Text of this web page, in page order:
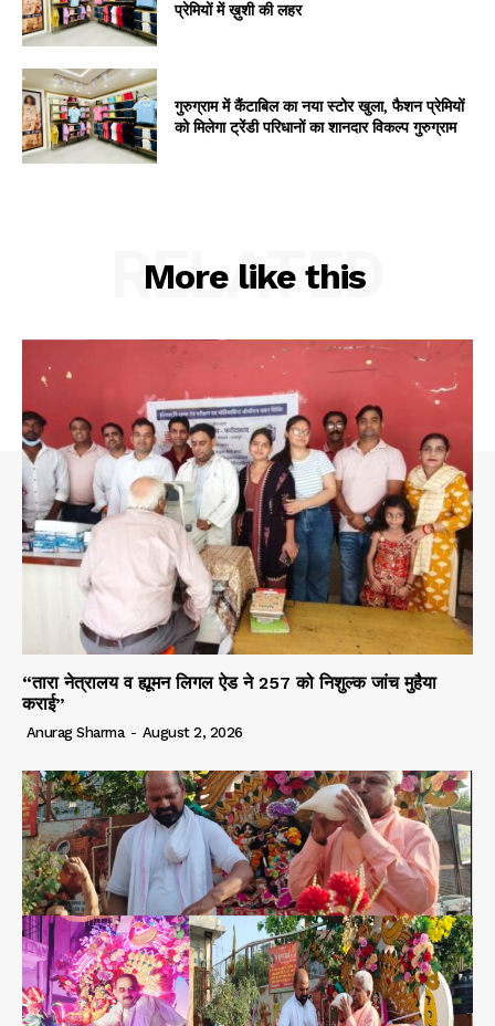
प्रेमियों में ख़ुशी की लहर
गुरुग्राम में कैंटाबिल का नया स्टोर खुला, फैशन प्रेमियों
को मिलेगा ट्रेंडी परिधानों का शानदार विकल्प गुरुग्राम
More like this
RELATED
“तारा नेत्रालय व ह्यूमन लिगल ऐड ने 257 को निशुल्क जांच मुहैया
कराई”
Anurag Sharma - August 2, 2026